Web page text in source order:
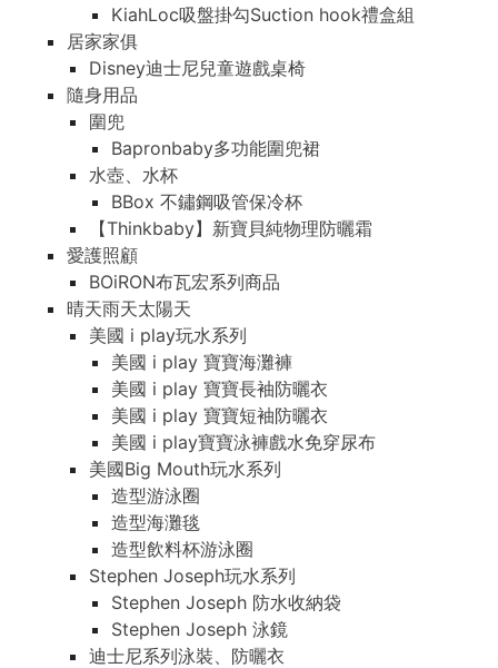
KiahLoc吸盤掛勾Suction hook禮盒組
居家家俱
Disney迪士尼兒童遊戲桌椅
隨身用品
圍兜
Bapronbaby多功能圍兜裙
水壺、水杯
BBox 不鏽鋼吸管保冷杯
【Thinkbaby】新寶貝純物理防曬霜
愛護照顧
BOiRON布瓦宏系列商品
晴天雨天太陽天
美國 i play玩水系列
美國 i play 寶寶海灘褲
美國 i play 寶寶長袖防曬衣
美國 i play 寶寶短袖防曬衣
美國 i play寶寶泳褲戲水免穿尿布
美國Big Mouth玩水系列
造型游泳圈
造型海灘毯
造型飲料杯游泳圈
Stephen Joseph玩水系列
Stephen Joseph 防水收納袋
Stephen Joseph 泳鏡
迪士尼系列泳裝、防曬衣